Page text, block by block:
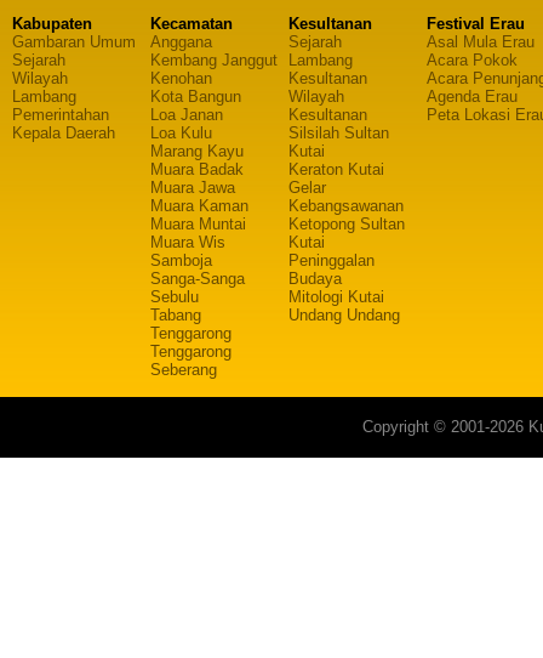
Kabupaten
Gambaran Umum
Sejarah
Wilayah
Lambang
Pemerintahan
Kepala Daerah
Kecamatan
Anggana
Kembang Janggut
Kenohan
Kota Bangun
Loa Janan
Loa Kulu
Marang Kayu
Muara Badak
Muara Jawa
Muara Kaman
Muara Muntai
Muara Wis
Samboja
Sanga-Sanga
Sebulu
Tabang
Tenggarong
Tenggarong
Seberang
Kesultanan
Sejarah
Lambang
Kesultanan
Wilayah
Kesultanan
Silsilah Sultan
Kutai
Keraton Kutai
Gelar
Kebangsawanan
Ketopong Sultan
Kutai
Peninggalan
Budaya
Mitologi Kutai
Undang Undang
Festival Erau
Asal Mula Erau
Acara Pokok
Acara
Agenda Erau
Peta Lokasi
Copyright © 2001-2026